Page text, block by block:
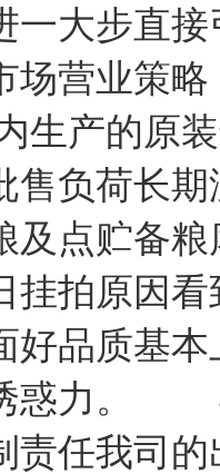
一大步直
场营业
产的原
售负荷长
及点贮备
挂拍原因
好品质基
惑力。 4
责任我司